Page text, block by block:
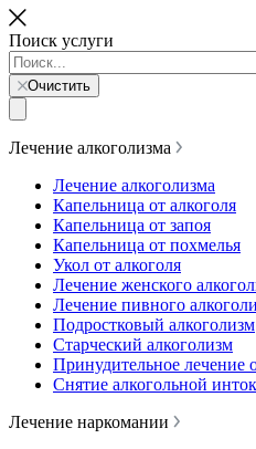
Поиск услуги
Очистить
Лечение алкоголизма
Лечение алкоголизма
Капельница от алкоголя
Капельница от запоя
Капельница от похмелья
Укол от алкоголя
Лечение женского
Лечение пивного
Подростковый алкоголизм
Старческий алкоголизм
Принудительное лечение
Снятие алкогольной
Лечение наркомании